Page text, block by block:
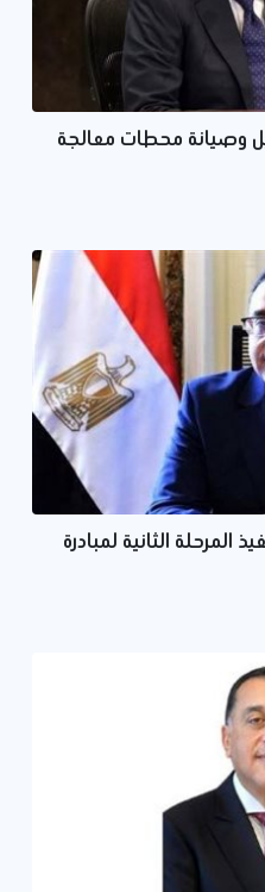
وصيانة محطات معالجة
المرحلة الثانية لمبادرة